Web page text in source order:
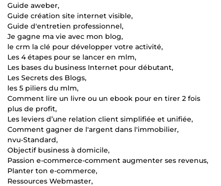
Guide aweber,
Guide création site internet visible,
Guide d'entretien professionnel,
Je gagne ma vie avec mon blog,
le crm la clé pour développer votre activité,
Les 4 étapes pour se lancer en mlm,
Les bases du business Internet pour débutant,
Les Secrets des Blogs,
les 5 piliers du mlm,
Comment lire un livre ou un ebook pour en tirer 2 fois
plus de profit,
Les leviers d’une relation client simplifiée et unifiée,
Comment gagner de l'argent dans l'immobilier,
nvu-Standard,
Objectif business à domicile,
Passion e-commerce-comment augmenter ses revenus,
Planter ton e-commerce,
Ressources Webmaster,